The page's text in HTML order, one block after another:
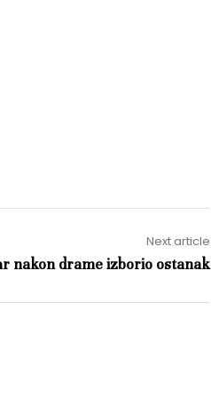
Next article
nakon drame izborio ostanak